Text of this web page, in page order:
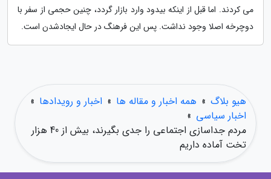
می کردند. اما قبل از اینکه بیدود وارد بازار گردد، چنین حجمی از سفر با
دوچرخه اصلا وجود نداشت. پس این فرهنگ در حال ایجادشدن است.
هیو بلاگ » همه اخبار و مقاله ها » اخبار و رویدادها »
اخبار سیاسی »
مردم جداسازی اجتماعی را جدی بگیرند، بیش از 40 هزار
تخت آماده داریم